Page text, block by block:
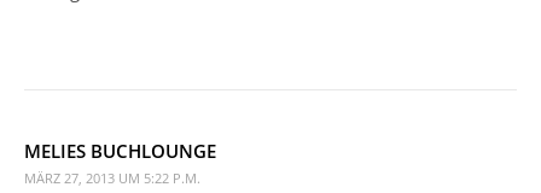
MELIES BUCHLOUNGE
MÄRZ 27, 2013 UM 5:22 P.M.